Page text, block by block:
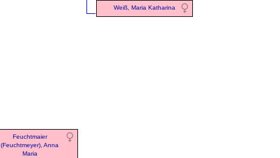
Weiß, Maria Katharina
Feuchtmaier
(Feuchtmeyer), Anna
Maria